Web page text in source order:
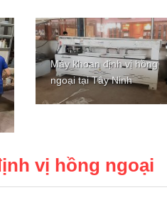
Máy khoan định vị hồng
ngoại tại Tây Ninh
vị hồng ngoại